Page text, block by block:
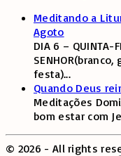
Meditando a
Agoto
DIA 6 – QUINTA-
festa)...
Quando Deus
Meditações
bom estar com
© 2026 - All rights